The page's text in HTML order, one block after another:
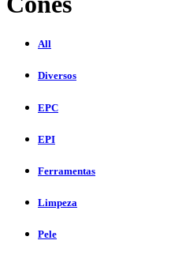
All
Diversos
EPC
EPI
Ferramentas
Limpeza
Pele